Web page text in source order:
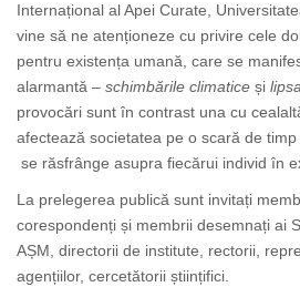
Internațional al Apei Curate,
vine să ne atenționeze cu privire cele
pentru existența umană, care se
alarmantă – schimbările climatice și
provocări sunt în contrast una cu
afectează societatea pe o scară de
se răsfrânge asupra fiecărui individ în
La prelegerea publică sunt invitați
corespondenți și membrii desemnați ai
AȘM, directorii de institute, rectorii,
agențiilor, cercetătorii științifici.